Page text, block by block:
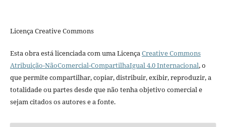
Licença Creative Commons
Esta obra está licenciada com uma LicençaCreative Commons
Atribuição-NãoComercial-CompartilhaIgual 4.0 Internacional, o
que permite compartilhar, copiar, distribuir, exibir, reproduzir, a
totalidade ou partes desde que não tenha objetivo comercial e
sejam citados os autores e a fonte.